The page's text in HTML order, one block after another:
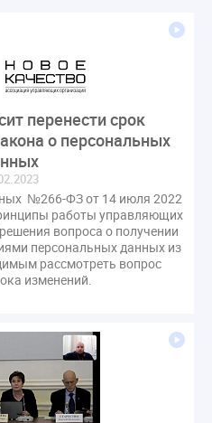
МКД
Вебинар
Пени за ЖКУ
РФ
Правила
ГОСТ
Мероприятия
РФ
ВДГО
ВКГО
Сергей Пахомов
проверки
Интервью
УК
дума
имущество
перенести срок
о персональных
№266-ФЗ от 14 июля 2022
работы управляющих
вопроса о получении
персональных данных из
рассмотреть вопрос
изменений.